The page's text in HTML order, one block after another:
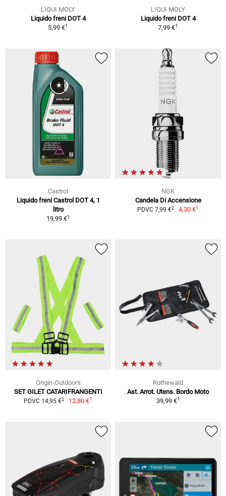
LIQUI MOLY
Liquido freni DOT 4
5,99 €1
LIQUI MOLY
Liquido freni DOT 4
7,99 €1
Castrol
Liquido freni Castrol DOT 4, 1
litro
19,99 €1
NGK
Candela Di Accensione
PDVC 7,99 €2 4,30 €1
Origin-Outdoors
SET GILET CATARIFRANGENTI
PDVC 14,95 €2 12,80 €1
Rothewald
Ast. Arrot. Utens. Bordo Moto
39,99 €1